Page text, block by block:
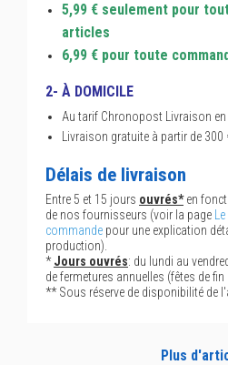
5,99 € seulement pour
articles
6,99 € pour toute
2- À DOMICILE
Au tarif Chronopost Livraison en
Livraison gratuite à partir de
Délais de livraison
Entre 5 et 15 jours ouvrés*en
de nos fournisseurs (voir la page
commande pour une explication
production).
*Jours ouvrés: du lundi au
de fermetures annuelles (fêtes de fin
** Sous réserve de disponibilité de
Plus